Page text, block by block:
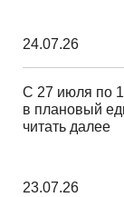
24.07.26
С 27 июля по
в плановый
читать далее
23.07.26